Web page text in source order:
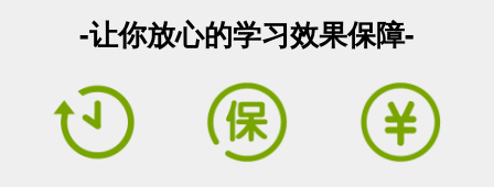
-让你放心的学习效果保障-